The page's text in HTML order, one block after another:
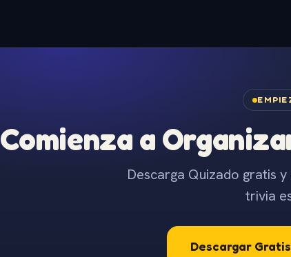
Comienza a
Descarga Quizado gratis
trivia
Descargar Gratis